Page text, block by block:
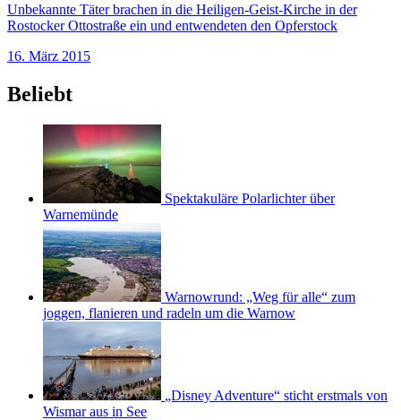
Unbekannte Täter brachen in die Heiligen-Geist-Kirche in der
Rostocker Ottostraße ein und entwendeten den Opferstock
16. März 2015
Beliebt
Spektakuläre Polarlichter über
Warnemünde
Warnowrund: „Weg für alle“ zum
joggen, flanieren und radeln um die Warnow
„Disney Adventure“ sticht erstmals von
Wismar aus in See